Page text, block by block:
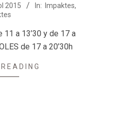
2015 In: Impaktes,
11 a 13’30 y de 17 a
de 17 a 20’30h